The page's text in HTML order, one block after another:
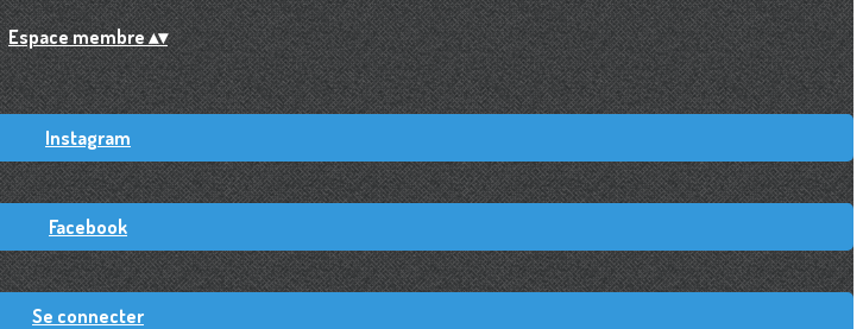
Espace membre▴▾
Instagram
Facebook
Se connecter